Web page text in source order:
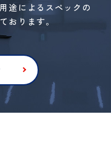
途によるスペックの
おります。